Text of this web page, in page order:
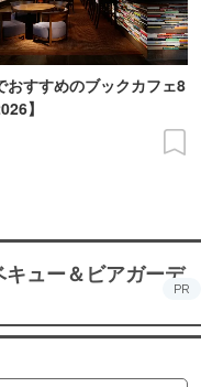
おすすめのブックカフェ8
】
ュー＆ビアガーデ
PR